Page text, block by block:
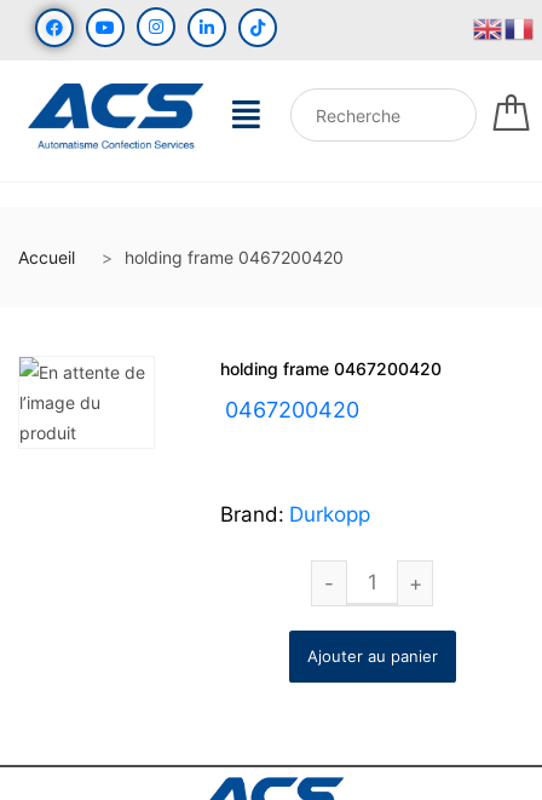
Accueil holding frame 0467200420
holding frame 0467200420
0467200420
Brand: Durkopp
Ajouter au panier